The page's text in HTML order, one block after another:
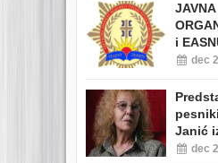
i
dec
Janić
dec